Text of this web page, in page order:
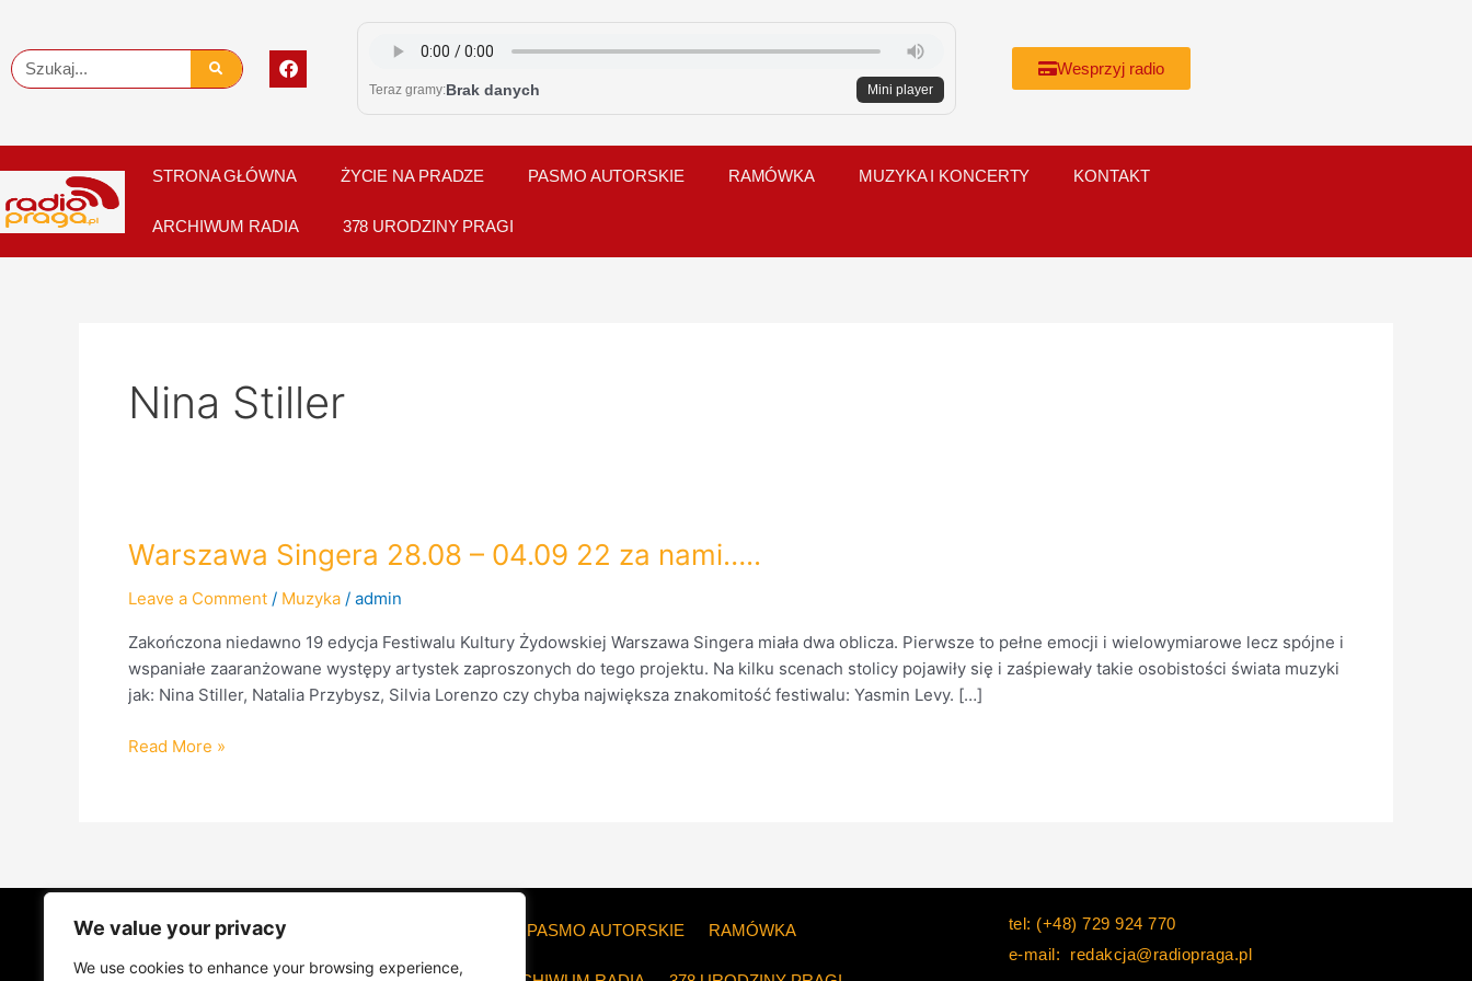
We value your privacy
We use cookies to enhance your browsing experience,
content
Szukaj
F
a
c
o
o
k
Teraz gramy:Brak danych Mini player
Wesprzyj radio
STRONA GŁÓWNA ŻYCIE NA PRADZE PASMO AUTORSKIE RAMÓWKA MUZYKA I KONCERTY KONTAKT
ARCHIWUM RADIA 378 URODZINY PRAGI
Nina Stiller
Warszawa Singera 28.08 – 04.09 22 za nami…..
Leave a Comment / Muzyka / admin
Zakończona niedawno 19 edycja Festiwalu Kultury Żydowskiej Warszawa Singera miała dwa oblicza. Pierwsze to pełne emocji i wielowymiarowe lecz spójne i
wspaniałe zaaranżowane występy artystek zaproszonych do tego projektu. Na kilku scenach stolicy pojawiły się i zaśpiewały takie osobistości świata muzyki
jak: Nina Stiller, Natalia Przybysz, Silvia Lorenzo czy chyba największa znakomitość festiwalu: Yasmin Levy. […]
Warszawa
28.08
04.09
22
za
Read More »
STRONA GŁÓWNA PASMO AUTORSKIE RAMÓWKA
tel: (+48) 729 924 770
e-mail: redakcja@radiopraga.pl